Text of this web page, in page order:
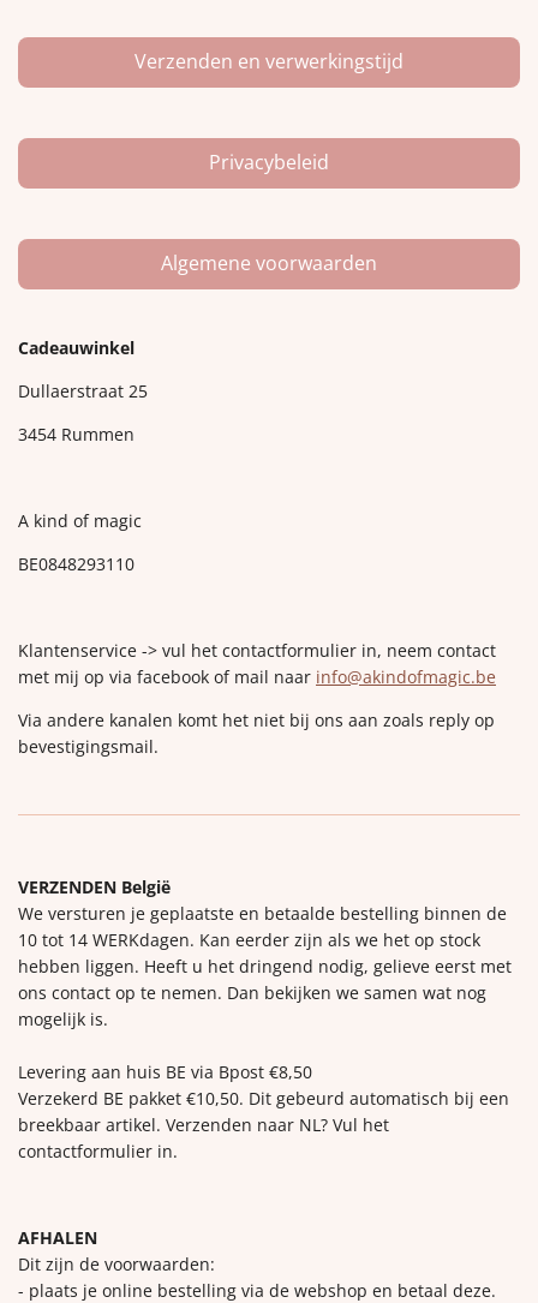
Verzenden en verwerkingstijd
Privacybeleid
Algemene voorwaarden
Cadeauwinkel
Dullaerstraat 25
3454 Rummen
A kind of magic
BE0848293110
Klantenservice -> vul het contactformulier in, neem contact
met mij op via facebook of mail naar info@akindofmagic.be
Via andere kanalen komt het niet bij ons aan zoals reply op
bevestigingsmail.
VERZENDEN België
We versturen je geplaatste en betaalde bestelling binnen de
10 tot 14 WERKdagen. Kan eerder zijn als we het op stock
hebben liggen. Heeft u het dringend nodig, gelieve eerst met
ons contact op te nemen. Dan bekijken we samen wat nog
mogelijk is.
Levering aan huis BE via Bpost €8,50
Verzekerd BE pakket €10,50. Dit gebeurd automatisch bij een
breekbaar artikel. Verzenden naar NL? Vul het
contactformulier in.
AFHALEN
Dit zijn de voorwaarden:
- plaats je online bestelling via de webshop en betaal deze.